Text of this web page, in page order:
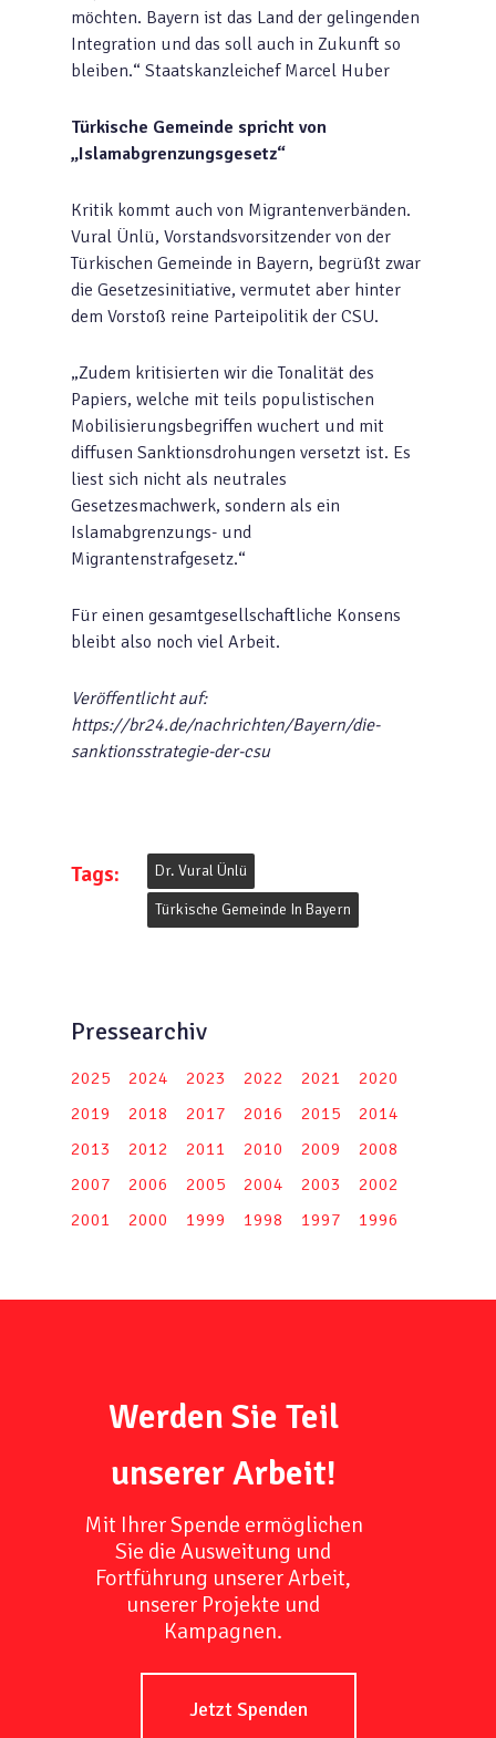
möchten. Bayern ist das Land der gelingenden
Integration und das soll auch in Zukunft so
bleiben.“ Staatskanzleichef Marcel Huber
Türkische Gemeinde spricht von
„Islamabgrenzungsgesetz“
Kritik kommt auch von Migrantenverbänden.
Vural Ünlü, Vorstandsvorsitzender von der
Türkischen Gemeinde in Bayern, begrüßt zwar
die Gesetzesinitiative, vermutet aber hinter
dem Vorstoß reine Parteipolitik der CSU.
„Zudem kritisierten wir die Tonalität des
Papiers, welche mit teils populistischen
Mobilisierungsbegriffen wuchert und mit
diffusen Sanktionsdrohungen versetzt ist. Es
liest sich nicht als neutrales
Gesetzesmachwerk, sondern als ein
Islamabgrenzungs- und
Migrantenstrafgesetz.“
Für einen gesamtgesellschaftliche Konsens
bleibt also noch viel Arbeit.
Veröffentlicht auf:
https://br24.de/nachrichten/Bayern/die-
sanktionsstrategie-der-csu
Tags: Dr. Vural Ünlü
Türkische Gemeinde In Bayern
Pressearchiv
2025 2024 2023 2022 2021
2020
2019
2018 2017 2016 2015
2014
2013
2012 2011 2010 2009
2008
2007
2006 2005 2004 2003
2002
2001
2000 1999 1998 1997 1996
Werden Sie Teil
unserer Arbeit!
Mit Ihrer Spende ermöglichen
Sie die Ausweitung und
Fortführung unserer Arbeit,
unserer Projekte und
Kampagnen.
Jetzt Spenden